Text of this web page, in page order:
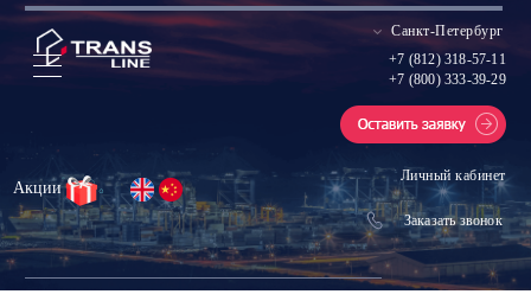
Санкт-Петербург
Заказать звонок
+7 (812) 318-57-11
+7 (800) 333-39-29
Личный кабинет
Акции